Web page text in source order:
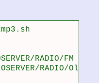
RADIO/FM
RADIO/Old